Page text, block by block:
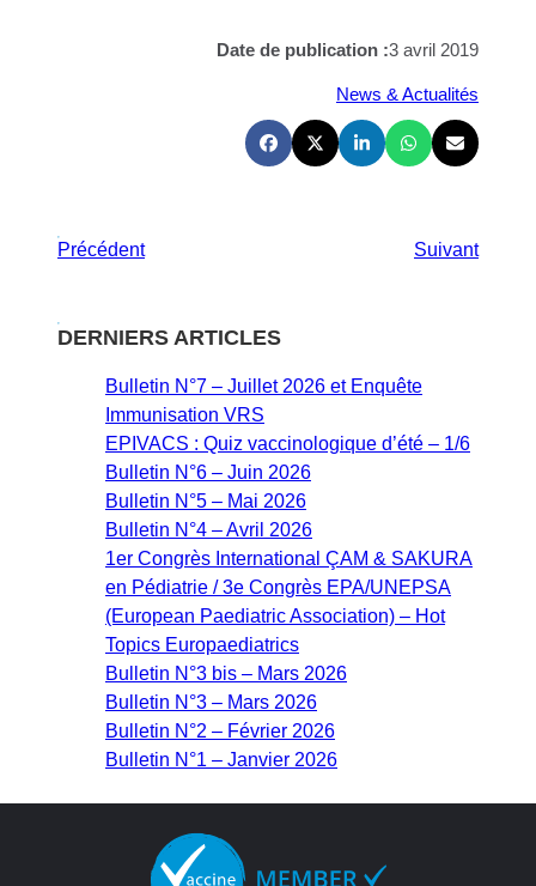
Date de publication :3 avril 2019
News & Actualités
Précédent Suivant
DERNIERS ARTICLES
Bulletin N°7 – Juillet 2026 et Enquête
Immunisation VRS
EPIVACS : Quiz vaccinologique d’été – 1/6
Bulletin N°6 – Juin 2026
Bulletin N°5 – Mai 2026
Bulletin N°4 – Avril 2026
1er Congrès International ÇAM & SAKURA
en Pédiatrie / 3e Congrès EPA/UNEPSA
(European Paediatric Association) – Hot
Topics Europaediatrics
Bulletin N°3 bis – Mars 2026
Bulletin N°3 – Mars 2026
Bulletin N°2 – Février 2026
Bulletin N°1 – Janvier 2026